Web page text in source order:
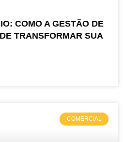
COMO A GESTÃO DE
TRANSFORMAR SUA
COMERCIAL